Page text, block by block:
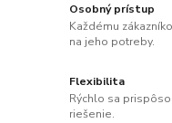
Osobný prístup
Každému
na jeho potreby.
Flexibilita
Rýchlo sa
riešenie.